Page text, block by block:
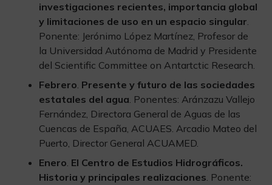
investigaciones recientes, importancia global
y limitaciones de uso en un espacio singular.
Ponente: Jerónimo López Martínez, Profesor de
la Universidad Autónoma de Madrid y Presidente
del Scientific Committee on Antartctic Research.
Febrero. Presente y futuro de las sociedades
estatales del agua. Ponentes: Aránzazu Vallejo
Fernández, Directora General de Aguas de las
Cuencas de España, ACUAES. Arcadio Mateo del
Puerto, Director General ACUAMED.
Enero. El Centro de Estudios Hidrográficos.
Historia y principales realizaciones. Ponente: